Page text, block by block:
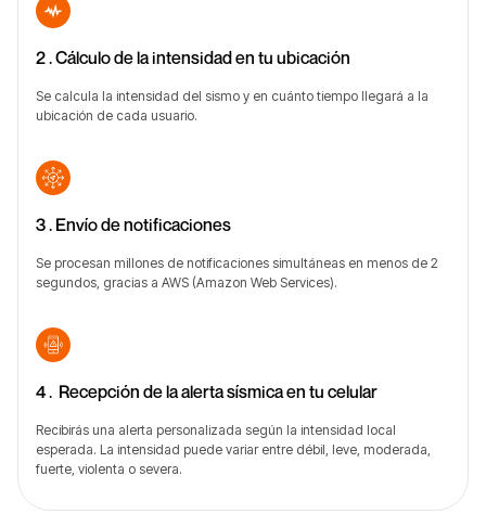
2 . Cálculo de la intensidad en tu ubicación
Se calcula la intensidad del sismo y en cuánto tiempo llegará a la
ubicación de cada usuario.
3 . Envío de notificaciones
Se procesan millones de notificaciones simultáneas en menos de 2
segundos, gracias a AWS (Amazon Web Services).
4 . Recepción de la alerta sísmica en tu celular
Recibirás una alerta personalizada según la intensidad local
esperada. La intensidad puede variar entre débil, leve, moderada,
fuerte, violenta o severa.